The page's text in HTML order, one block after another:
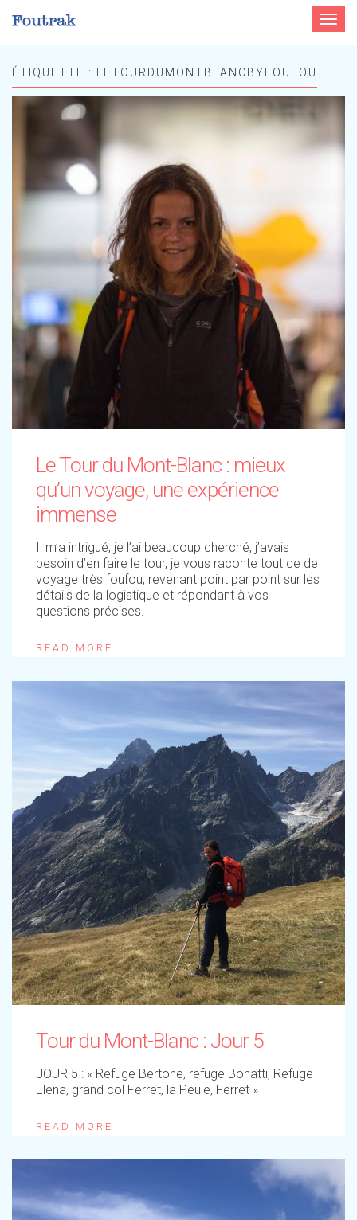
Toggle
ÉTIQUETTE : LETOURDUMONTBLANCBYFOUFOU
Le Tour du Mont-Blanc : mieux
qu’un voyage, une expérience
immense
Il m’a intrigué, je l’ai beaucoup cherché, j’avais
besoin d’en faire le tour, je vous raconte tout ce de
voyage très foufou, revenant point par point sur les
détails de la logistique et répondant à vos
questions précises.
READ MORE
Tour du Mont-Blanc : Jour 5
JOUR 5 : « Refuge Bertone, refuge Bonatti, Refuge
Elena, grand col Ferret, la Peule, Ferret »
READ MORE